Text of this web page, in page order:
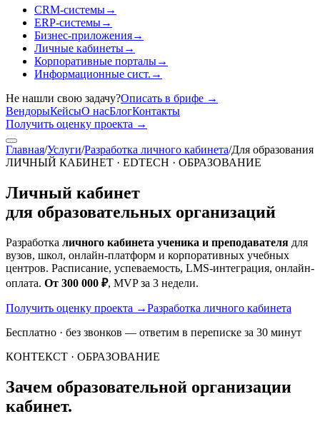
CRM-системы→
ERP-системы→
Бизнес-приложения→
Личные кабинеты→
Корпоративные порталы→
Информационные сист. →
Не нашли свою задачу?Описать в брифе →
ВендорыКейсыО насБлогКонтакты
Получить оценку проекта →
Главная/Услуги/Разработка личного кабинета/Для образования
ЛИЧНЫЙ КАБИНЕТ · EDTECH · ОБРАЗОВАНИЕ
Личный кабинет
для образовательных организаций
Разработка личного кабинета ученика и преподавателя для
вузов, школ, онлайн-платформ и корпоративных учебных
центров. Расписание, успеваемость, LMS-интеграция, онлайн-
оплата. От 300 000 ₽, MVP за 3 недели.
Получить оценку проекта →Разработка личного кабинета
Бесплатно · без звонков — ответим в переписке за 30 минут
КОНТЕКСТ · ОБРАЗОВАНИЕ
Зачем образовательной организации
кабинет.